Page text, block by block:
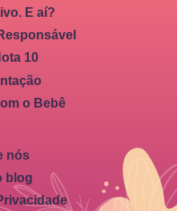
E aí?
10
o Bebê
nós
blog